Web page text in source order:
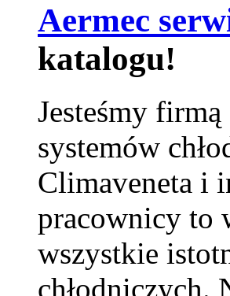
Aermec
katalogu!
Jesteśmy
systemów
Climaveneta i
pracownicy to
wszystkie
chłodniczych.